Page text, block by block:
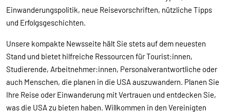
Einwanderungspolitik, neue Reisevorschriften, nützliche Tipps
und Erfolgsgeschichten.
Unsere kompakte Newsseite hält Sie stets auf dem neuesten
Stand und bietet hilfreiche Ressourcen für Tourist:innen,
Studierende, Arbeitnehmer:innen, Personalverantwortliche oder
auch Menschen, die planen in die USA auszuwandern. Planen Sie
Ihre Reise oder Einwanderung mit Vertrauen und entdecken Sie,
was die USA zu bieten haben. Willkommen in den Vereinigten